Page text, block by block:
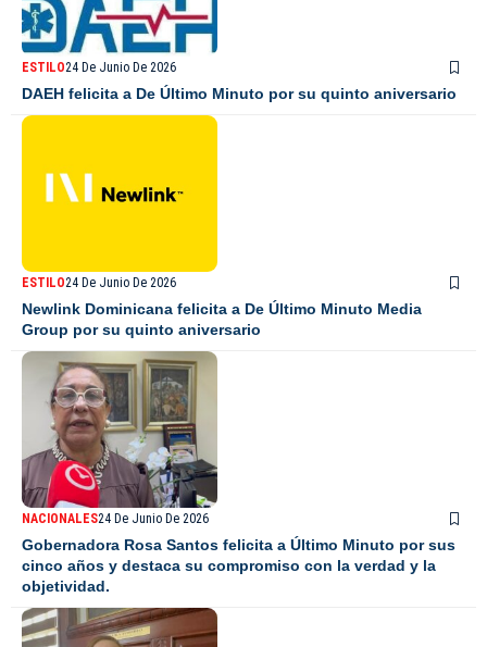
ESTILO24 De Junio De 2026
DAEH felicita a De Último Minuto por su quinto aniversario
ESTILO24 De Junio De 2026
Newlink Dominicana felicita a De Último Minuto Media
Group por su quinto aniversario
NACIONALES24 De Junio De 2026
Gobernadora Rosa Santos felicita a Último Minuto por sus
cinco años y destaca su compromiso con la verdad y la
objetividad.